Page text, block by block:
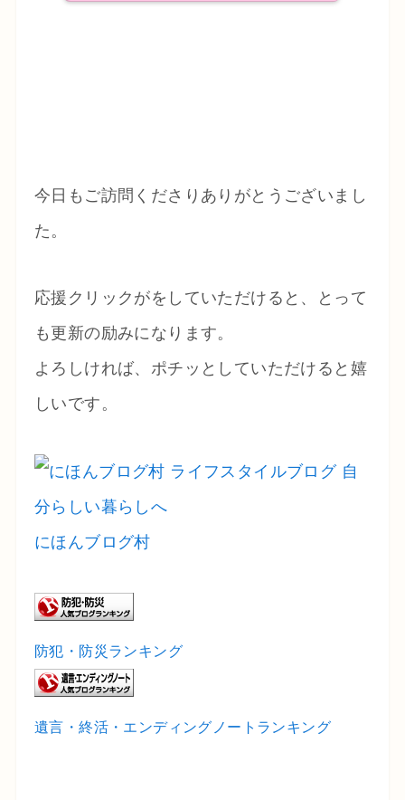
今日もご訪問くださりありがとうございまし
た。
応援クリックがをしていただけると、とって
も更新の励みになります。
よろしければ、ポチッとしていただけると嬉
しいです。
にほんブログ村
防犯・防災ランキング
遺言・終活・エンディングノートランキング